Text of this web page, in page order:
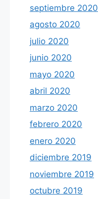
septiembre 2020
agosto 2020
julio 2020
junio 2020
mayo 2020
abril 2020
marzo 2020
febrero 2020
enero 2020
diciembre 2019
noviembre 2019
octubre 2019